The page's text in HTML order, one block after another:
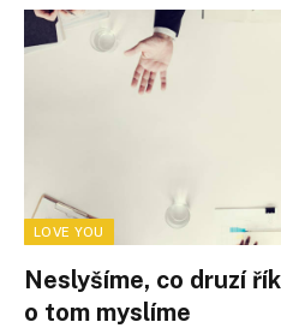
LOVE YOU
Neslyšíme, co druzí
o tom myslíme